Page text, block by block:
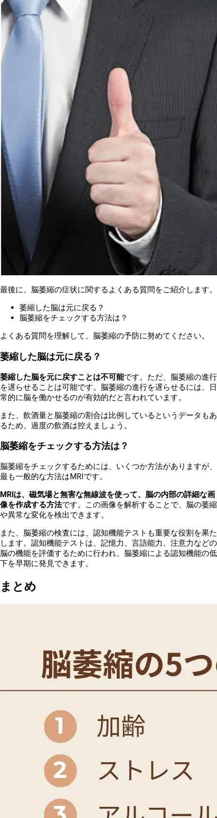
最後に、脳萎縮の症状に関するよくある質問をご紹介します。
萎縮した脳は元に戻る？
脳萎縮をチェックする方法は？
よ くある質問を理解して、脳萎縮の予防に努めてください。
萎縮した脳は元に戻る？
萎縮した脳を元に戻すことは不可能です。ただ、脳萎縮の進行
を遅らせることは可能です。脳萎縮の進行を遅らせるには、日
常的に脳を働かせるのが有効的だと言われています。
また、飲酒量と脳萎縮の割合は比例しているというデータもあ
るため、過度の飲酒は控えましょう。
脳萎縮をチェックする方法は？
脳萎縮をチェックするためには、いくつか方法がありますが、
最も一般的な方法はMRIです。
MRIは、磁気場と無害な無線波を使って、脳の内部の詳細な画
像を作成する方法です。この画像を解析することで、脳の萎縮
や異常な変化を検出できます。
ま た、脳萎縮の検査には、認知機能テストも重要な役割を果た
します。認知機能テストは、記憶力、言語能力、注意力などの
脳の機能を評価するために行われ、脳萎縮による認知機能の低
下を早期に発見できます。
まとめ